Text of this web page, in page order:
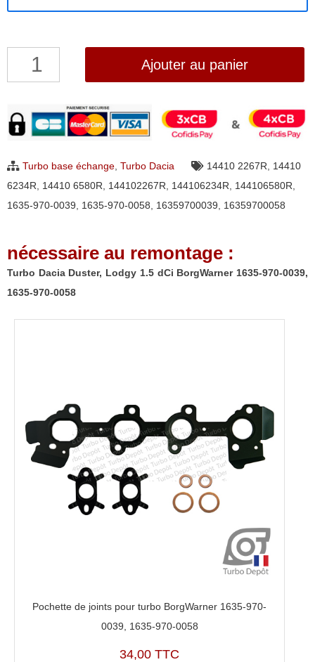
quantité
Dacia
Duster,
1.5
970-
0039,
1635-
Ajouter au panier
Turbo base échange, Turbo Dacia 14410 2267R, 14410
6234R, 14410 6580R, 144102267R, 144106234R, 144106580R,
1635-970-0039, 1635-970-0058, 16359700039, 16359700058
nécessaire au remontage :
Turbo Dacia Duster, Lodgy 1.5 dCi BorgWarner 1635-970-0039,
1635-970-0058
Pochette de joints pour turbo BorgWarner 1635-970-
0039, 1635-970-0058
34,00 TTC